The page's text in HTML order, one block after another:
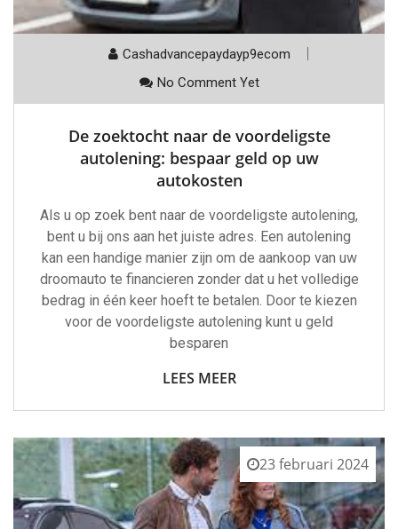
Cashadvancepaydayp9ecom
No Comment Yet
De zoektocht naar de voordeligste
autolening: bespaar geld op uw
autokosten
Als u op zoek bent naar de voordeligste autolening,
bent u bij ons aan het juiste adres. Een autolening
kan een handige manier zijn om de aankoop van uw
droomauto te financieren zonder dat u het volledige
bedrag in één keer hoeft te betalen. Door te kiezen
voor de voordeligste autolening kunt u geld
besparen
LEES MEER
23 februari 2024